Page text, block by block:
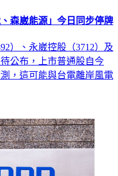
森崴能源」今日同步停牌
）、永崴控股（3712）及
公布，上市普通股自今
，這可能與台電離岸風電